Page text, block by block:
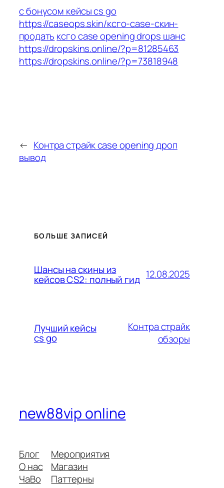
с бонусом кейсы cs go
https://caseops.skin/ксго-case-скин-
продать ксго case opening drops шанс
https://dropskins.online/?p=81285463
https://dropskins.online/?p=73818948
← Контра страйк case opening дроп
вывод
БОЛЬШЕ ЗАПИСЕЙ
Шансы на скины из
кейсов CS2: полный гид 12.08.2025
Лучший кейсы
cs go
Контра страйк
обзоры
new88vip online
Блог
О нас
ЧаВо
Мероприятия
Магазин
Паттерны